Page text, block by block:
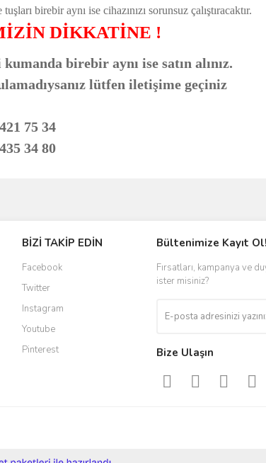
birebir aynı ise cihazınızı sorunsuz çalıştıracaktır.
DİKKATİNE !
birebir aynı ise satın alınız.
lütfen iletişime geçiniz
75 34
34 80
BİZİ TAKİP EDİN
Facebook
Twitter
Instagram
Youtube
Pinterest
Bültenimize Kayıt Ol!
Fırsatları, kampanya ve
ister misiniz?
Bize Ulaşın